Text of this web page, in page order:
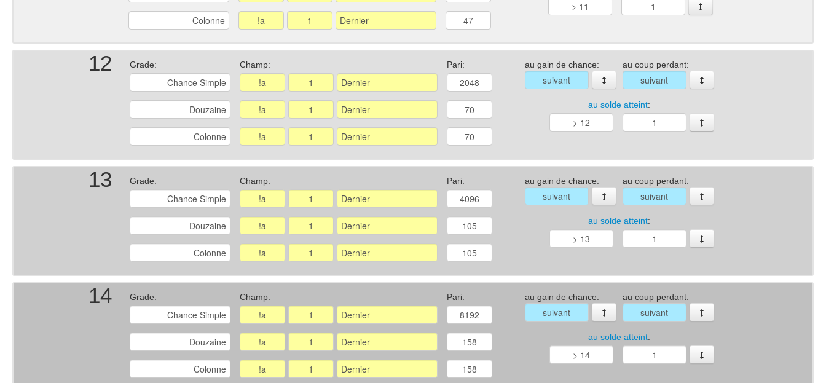
12 Grade: Champ: Pari: au gain de chance: au coup perdant:
au solde atteint:
13 Grade: Champ: Pari: au gain de chance: au coup perdant:
au solde atteint:
14 Grade: Champ: Pari: au gain de chance: au coup perdant:
au solde atteint: